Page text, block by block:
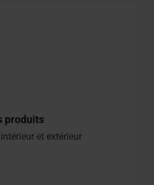
produits
et extérieur